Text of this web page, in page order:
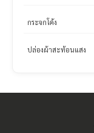
กระจกโค้ง
ปล่องผ้าสะท้อนแสง